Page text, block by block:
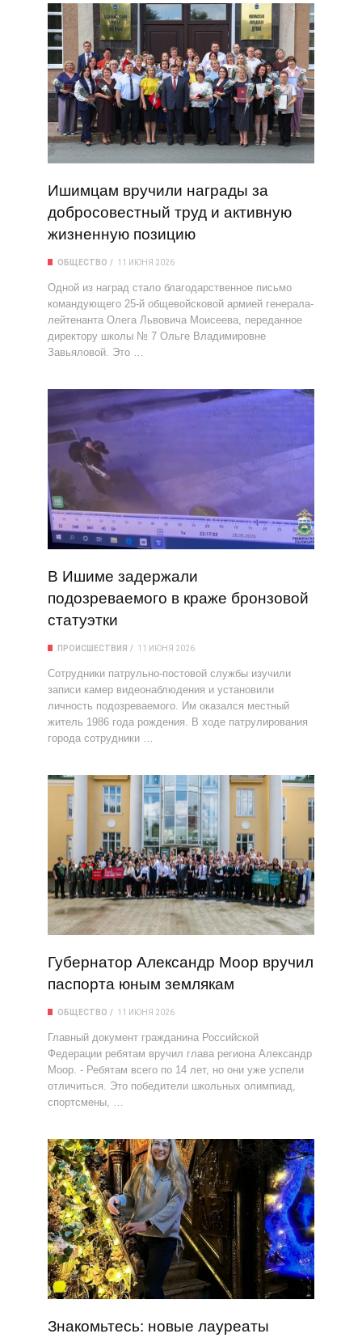
Ишимцам вручили награды за
добросовестный труд и активную
жизненную позицию
ОБЩЕСТВО 11 ИЮНЯ 2026
Одной из наград стало благодарственное письмо
командующего 25-й общевойсковой армией генерала-
лейтенанта Олега Львовича Моисеева, переданное
директору школы № 7 Ольге Владимировне
Завьяловой. Это …
В Ишиме задержали
подозреваемого в краже бронзовой
статуэтки
ПРОИСШЕСТВИЯ 11 ИЮНЯ 2026
Сотрудники патрульно-постовой службы изучили
записи камер видеонаблюдения и установили
личность подозреваемого. Им оказался местный
житель 1986 года рождения. В ходе патрулирования
города сотрудники …
Губернатор Александр Моор вручил
паспорта юным землякам
ОБЩЕСТВО 11 ИЮНЯ 2026
Главный документ гражданина Российской
Федерации ребятам вручил глава региона Александр
Моор. - Ребятам всего по 14 лет, но они уже успели
отличиться. Это победители школьных олимпиад,
спортсмены, …
Знакомьтесь: новые лауреаты